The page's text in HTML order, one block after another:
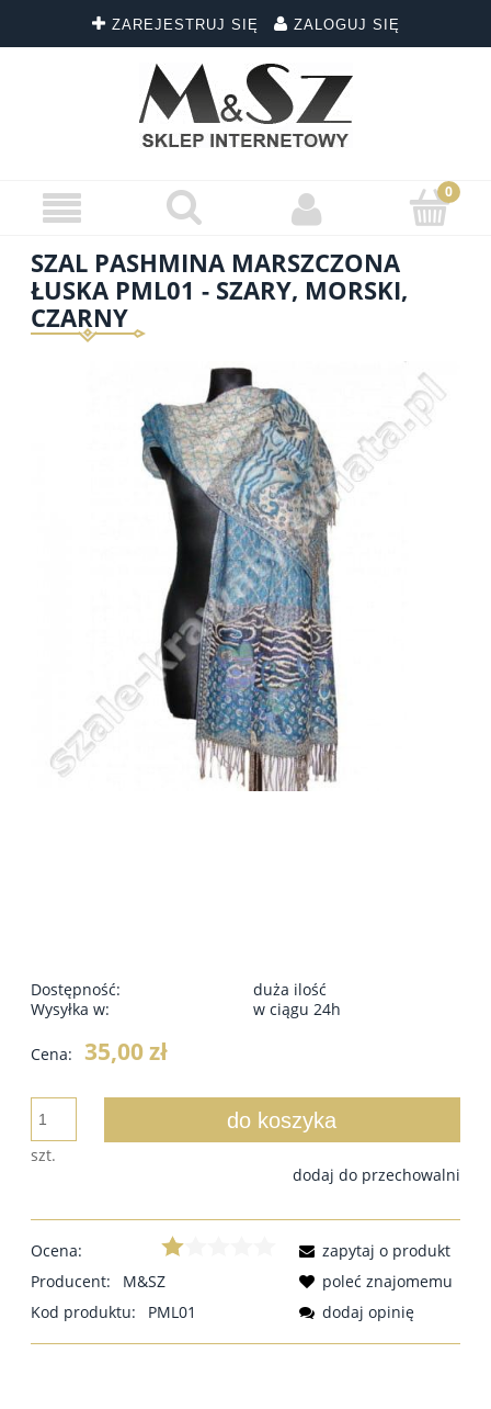
ZAREJESTRUJ SIĘ ZALOGUJ SIĘ
SZAL PASHMINA MARSZCZONA
ŁUSKA PML01 - SZARY, MORSKI,
CZARNY
Dostępność:
duża ilość
Wysyłka w:
w ciągu 24h
Cena: 35,00 zł
szt.
do koszyka
dodaj do przechowalni
Ocena:
Producent:
M&SZ
Kod produktu:
PML01
zapytaj o produkt
poleć znajomemu
dodaj opinię